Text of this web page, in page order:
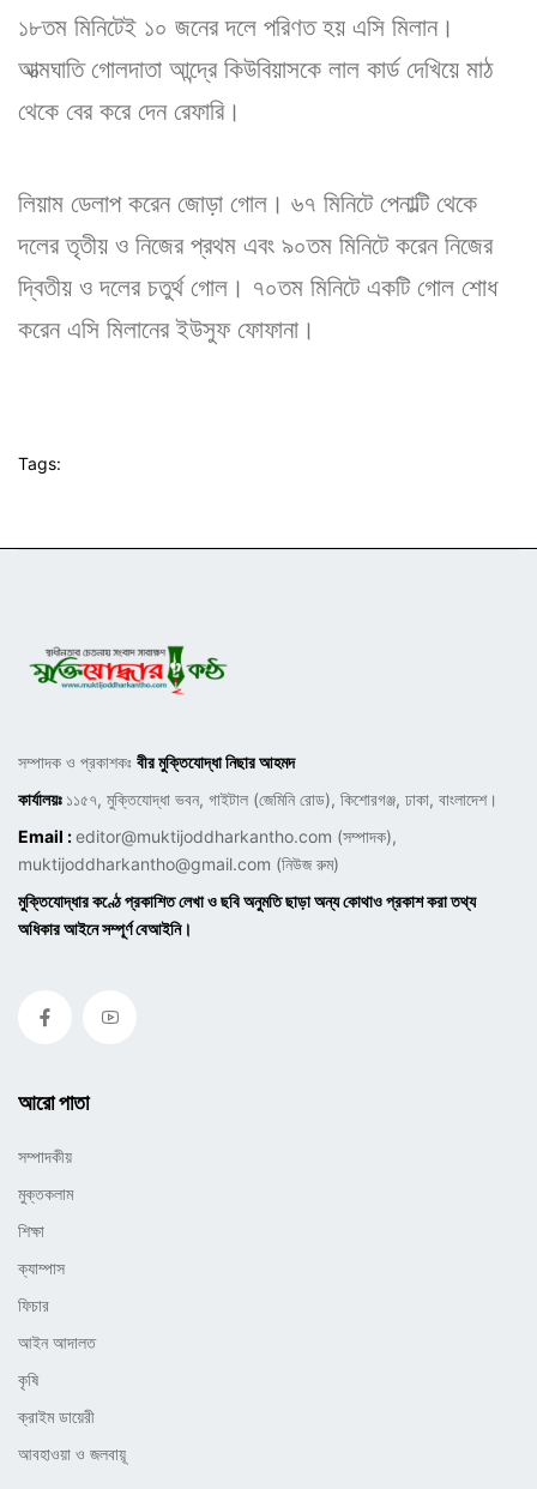
১৮তম মিনিটেই ১০ জনের দলে পরিণত হয় এসি মিলান।
আত্মঘাতি গোলদাতা আন্দ্রে কিউবিয়াসকে লাল কার্ড দেখিয়ে মাঠ
থেকে বের করে দেন রেফারি।
লিয়াম ডেলাপ করেন জোড়া গোল। ৬৭ মিনিটে পেনাল্টি থেকে
দলের তৃতীয় ও নিজের প্রথম এবং ৯০তম মিনিটে করেন নিজের
দ্বিতীয় ও দলের চতুর্থ গোল। ৭০তম মিনিটে একটি গোল শোধ
করেন এসি মিলানের ইউসুফ ফোফানা।
Tags:
সম্পাদক ও প্রকাশকঃ বীর মুক্তিযোদ্ধা নিছার আহমদ
কার্যালয়ঃ ১১৫৭, মুক্তিযোদ্ধা ভবন, গাইটাল (জেমিনি রোড), কিশোরগঞ্জ, ঢাকা, বাংলাদেশ।
Email :editor@muktijoddharkantho.com (সম্পাদক),
muktijoddharkantho@gmail.com (নিউজ রুম)
মুক্তিযোদ্ধার কণ্ঠে প্রকাশিত লেখা ও ছবি অনুমতি ছাড়া অন্য কোথাও প্রকাশ করা তথ্য
অধিকার আইনে সম্পূর্ণ বেআইনি।
আরো পাতা
সম্পাদকীয়
মুক্তকলাম
শিক্ষা
ক্যাম্পাস
ফিচার
আইন আদালত
কৃষি
ক্রাইম ডায়েরী
আবহাওয়া ও জলবায়ূ